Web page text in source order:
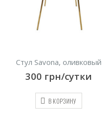
Стул Savona, оливковый
300 грн/сутки
В КОРЗИНУ